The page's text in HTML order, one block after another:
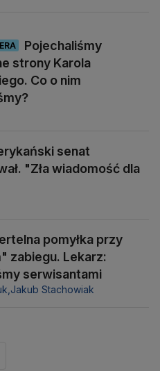
Pojechaliśmy
strony Karola
Co o nim
senat
"Zła wiadomość dla
pomyłka przy
zabiegu. Lekarz:
serwisantami
Jakub Stachowiak